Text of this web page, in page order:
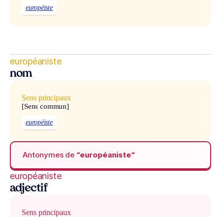
européiste
européaniste
nom
Sens principaux
[Sens commun]
européiste
Antonymes de “européaniste“
européaniste
adjectif
Sens principaux